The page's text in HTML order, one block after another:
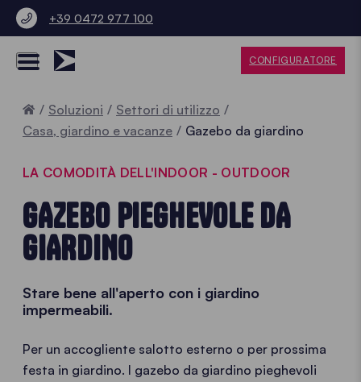
+39 0472 977 100
CONFIGURATORE
Home
Soluzioni
Settori di utilizzo
Casa, giardino e vacanze
Gazebo da giardino
LA COMODITÀ DELL'INDOOR - OUTDOOR
GAZEBO PIEGHEVOLE DA
GIARDINO
Stare bene all'aperto con i giardino
impermeabili.
Per un accogliente salotto esterno o per prossima
festa in giardino. I gazebo da giardino pieghevoli